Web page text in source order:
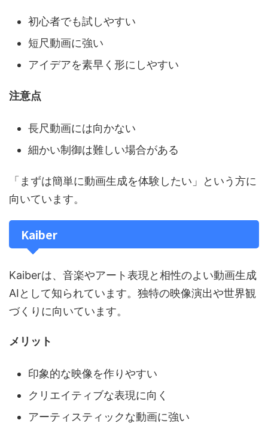
初心者でも試しやすい
短尺動画に強い
アイデアを素早く形にしやすい
注意点
長尺動画には向かない
細かい制御は難しい場合がある
「まずは簡単に動画生成を体験したい」という方に
向いています。
Kaiber
Kaiberは、音楽やアート表現と相性のよい動画生成
AIとして知られています。独特の映像演出や世界観
づくりに向いています。
メリット
印象的な映像を作りやすい
クリエイティブな表現に向く
アーティスティックな動画に強い